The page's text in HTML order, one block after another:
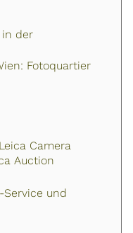
in der
Fotoquartier
Camera
Auction
und